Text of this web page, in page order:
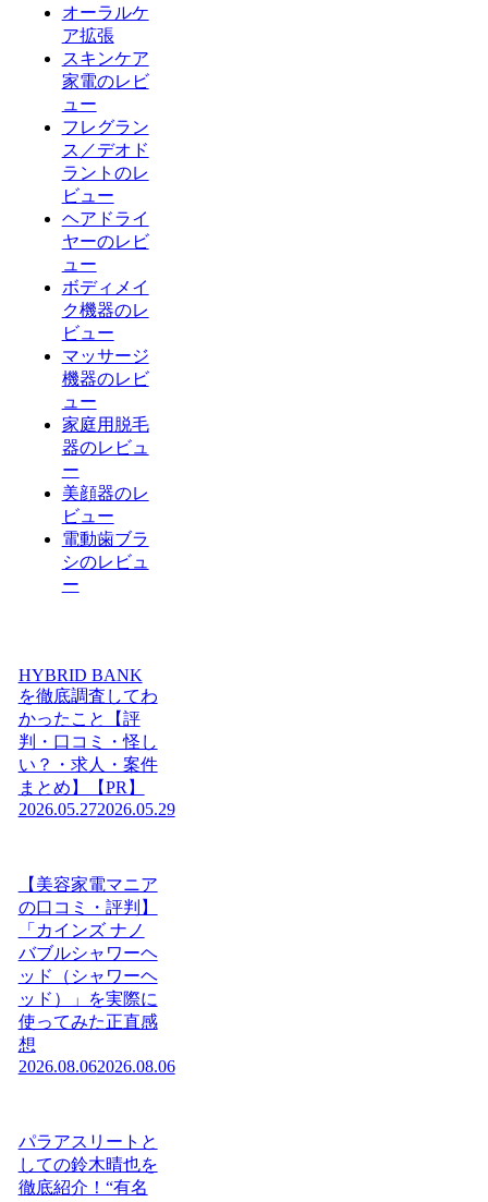
オーラルケ
ア拡張
スキンケア
家電のレビ
ュー
フレグラン
ス／デオド
ラントのレ
ビュー
ヘアドライ
ヤーのレビ
ュー
ボディメイ
ク機器のレ
ビュー
マッサージ
機器のレビ
ュー
家庭用脱毛
器のレビュ
ー
美顔器のレ
ビュー
電動歯ブラ
シのレビュ
ー
HYBRID BANK
を徹底調査してわ
かったこと【評
判・口コミ・怪し
い？・求人・案件
まとめ】【PR】
2026.05.272026.05.29
【美容家電マニア
の口コミ・評判】
「カインズ ナノ
バブルシャワーヘ
ッド（シャワーヘ
ッド）」を実際に
使ってみた正直感
想
2026.08.062026.08.06
パラアスリートと
しての鈴木晴也を
徹底紹介！“有名